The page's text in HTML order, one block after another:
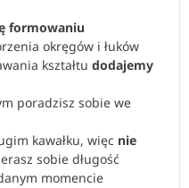
formowaniu
okręgów i łuków
kształtu dodajemy
poradzisz sobie we
kawałku, więc nie
sobie długość
momencie